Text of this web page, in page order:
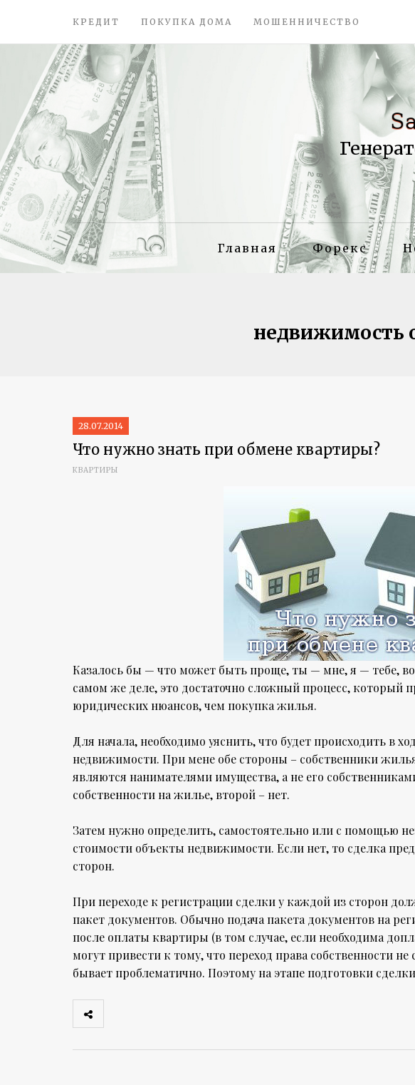
КРЕДИТ ПОКУПКА ДОМА МОШЕННИЧЕСТВО
Главная Форекс
недвижимость
28.07.2014
Что нужно знать при обмене квартиры?
КВАРТИРЫ
Казалось бы — что может быть проще, ты — мне, я — тебе,
самом же деле, это достаточно сложный процесс, который
юридических нюансов, чем покупка жилья.
Для начала, необходимо уяснить, что будет происходить в
недвижимости. При мене обе стороны – собственники
являются нанимателями имущества, а не его
собственности на жилье, второй – нет.
Затем нужно определить, самостоятельно или с помощью
стоимости объекты недвижимости. Если нет, то сделка
сторон.
При переходе к регистрации сделки у каждой из сторон
пакет документов. Обычно подача пакета документов на
после оплаты квартиры (в том случае, если необходима
могут привести к тому, что переход права собственности
бывает проблематично. Поэтому на этапе подготовки